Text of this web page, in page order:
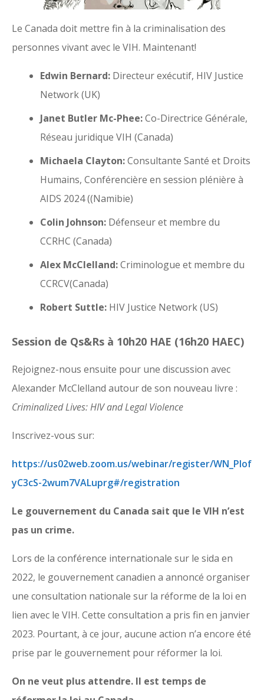
Le Canada doit mettre fin à la criminalisation des
personnes vivant avec le VIH. Maintenant!
Edwin Bernard: Directeur exécutif, HIV Justice
Network (UK)
Janet Butler Mc-Phee:Co-Directrice Générale,
Réseau juridique VIH (Canada)
Michaela Clayton:Consultante Santé et Droits
Humains, Conférencière en session plénière à
AIDS 2024 ((Namibie)
Colin Johnson: Défenseur et membre du
CCRHC (Canada)
Alex McClelland:Criminologue et membre du
CCRCV(Canada)
Robert Suttle: HIV Justice Network (US)
Session de Qs&Rs à 10h20 HAE (16h20 HAEC)
Rejoignez-nous ensuite pour une discussion avec
Alexander McClelland autour de son nouveau livre :
Criminalized Lives: HIV and Legal Violence
Inscrivez-vous sur:
https://us02web.zoom.us/webinar/register/WN_PIof
yC3cS-2wum7VALuprg#/registration
Le gouvernement du Canada sait que le VIH n’est
pas un crime.
Lors de la conférence internationale sur le sida en
2022, le gouvernement canadien a annoncé organiser
une consultation nationale sur la réforme de la loi en
lien avec le VIH. Cette consultation a pris fin en janvier
2023. Pourtant, à ce jour, aucune action n’a encore été
prise par le gouvernement pour réformer la loi.
On ne veut plus attendre. Il est temps de